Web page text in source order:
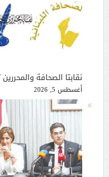
نقابتا الصحافة
أغسطس 5, 2026